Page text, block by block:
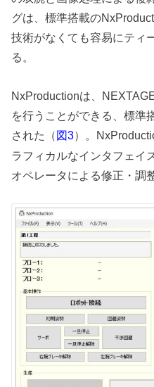
グは、標準搭載の
技術がなくても容易にティ
る。
NxProductionは、
を行うことができる、標準
された（ 図3）。
ラフィカルなインタフェイ
オペレータによる修正・調